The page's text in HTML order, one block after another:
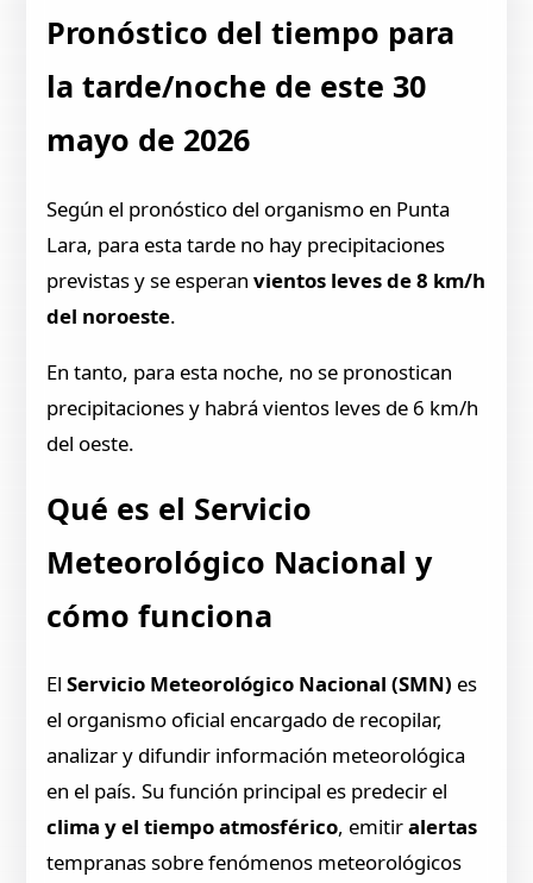
Pronóstico del tiempo para
la tarde/noche de este 30
mayo de 2026
Según el pronóstico del organismo en Punta
Lara, para esta tarde no hay precipitaciones
previstas y se esperanvientos leves de 8 km/h
del noroeste.
En tanto, para esta noche, no se pronostican
precipitaciones y habrá vientos leves de 6 km/h
del oeste.
Qué es el Servicio
Meteorológico Nacional y
cómo funciona
ElServicio Meteorológico Nacional (SMN) es
el organismo oficial encargado de recopilar,
analizar y difundir información meteorológica
en el país. Su función principal es predecir el
clima y el tiempo atmosférico, emitiralertas
tempranas sobre fenómenos meteorológicos